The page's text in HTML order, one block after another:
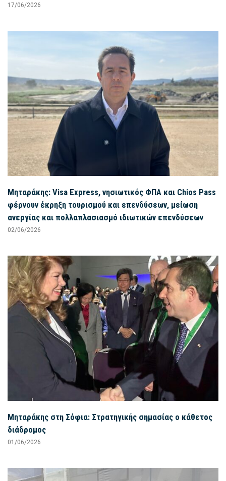
17/06/2026
Μηταράκης: Visa Express, νησιωτικός ΦΠΑ και Chios Pass
φέρνουν έκρηξη τουρισμού και επενδύσεων, μείωση
ανεργίας και πολλαπλασιασμό ιδιωτικών επενδύσεων
02/06/2026
Μηταράκης στη Σόφια: Στρατηγικής σημασίας ο κάθετος
διάδρομος
01/06/2026